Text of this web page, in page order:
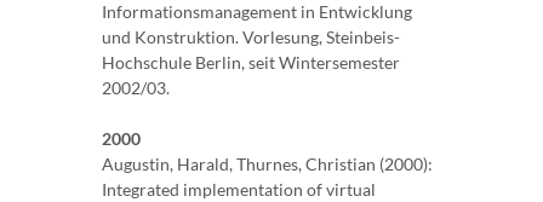
Informationsmanagement in Entwicklung
und Konstruktion. Vorlesung, Steinbeis-
Hochschule Berlin, seit Wintersemester
2002/03.
2000
Augustin, Harald, Thurnes, Christian (2000):
Integrated implementation of virtual